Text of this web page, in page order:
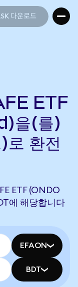
다운로드
ETF
을(를)
로 환전
ETF (ONDO
에 해당합니다
EFAON
BDT